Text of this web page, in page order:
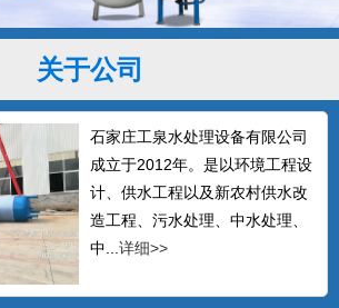
关于公司
石家庄工泉水处理设备有限公司
成立于2012年。是以环境工程设
计、供水工程以及新农村供水改
造工程、污水处理、中水处理、
中...详细>>
全自动无塔供水设备
石家庄工泉公司生产的无塔供水设备，全
自动无塔供水器常年销往北...
3T无塔供水器